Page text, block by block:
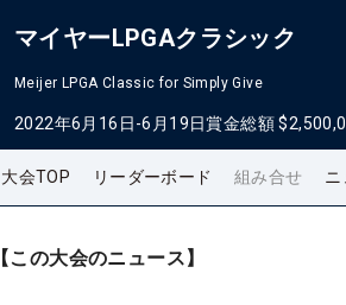
マイヤーLPGAクラシック
Meijer LPGA Classic for Simply Give
2022年6月16日-6月19日賞金総額
大会TOP リーダーボード 組み合せ ニ
【この大会のニュース】